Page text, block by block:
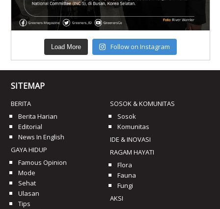
Load More Follow on Instagram
SITEMAP
BERITA
Berita Harian
Editorial
News In English
GAYA HIDUP
Famous Opinion
Mode
Sehat
Ulasan
Tips
SOSOK & KOMUNITAS
Sosok
Komunitas
IDE & INOVASI
RAGAM HAYATI
Flora
Fauna
Fungi
AKSI